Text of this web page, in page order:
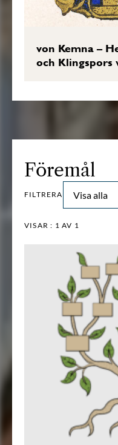
von Kemna –
och Klingspors
Föremål
FILTRERA Visa alla
VISAR : 1 AV 1